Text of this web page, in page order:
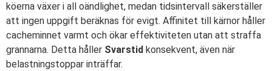
köerna växer i all oändlighet, medan tidsintervall säkerställer
att ingen uppgift beräknas för evigt. Affinitet till kärnor håller
cacheminnet varmt och ökar effektiviteten utan att straffa
grannarna. Detta håller Svarstid konsekvent, även när
belastningstoppar inträffar.